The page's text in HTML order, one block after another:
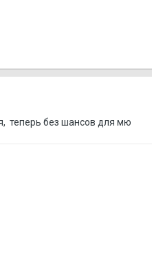
теперь без шансов для мю